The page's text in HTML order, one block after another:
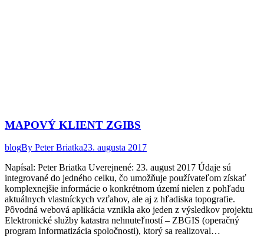
MAPOVÝ KLIENT ZGIBS
blogBy Peter Briatka23. augusta 2017
Napísal: Peter Briatka Uverejnené: 23. august 2017 Údaje sú
integrované do jedného celku, čo umožňuje používateľom získať
komplexnejšie informácie o konkrétnom území nielen z pohľadu
aktuálnych vlastníckych vzťahov, ale aj z hľadiska topografie.
Pôvodná webová aplikácia vznikla ako jeden z výsledkov projektu
Elektronické služby katastra nehnuteľností – ZBGIS (operačný
program Informatizácia spoločnosti), ktorý sa realizoval…